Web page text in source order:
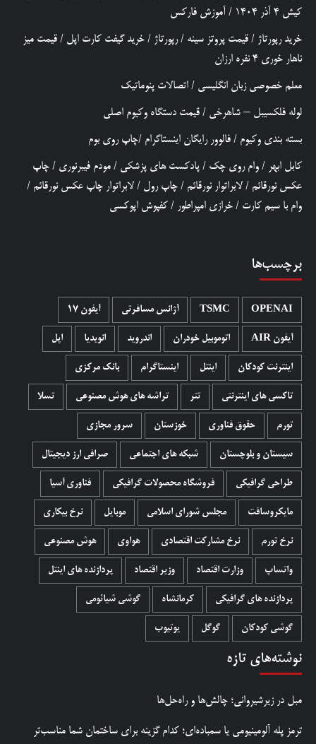
کیش 4 آذر 1404
/ آموزش فارکس
خرید رپورتاژ / قیمت پروتز سینه /رپورتاژ / خرید گیفت کارت اپل / قیمت میز
ناهار خوری 4 نفره ارزان
معلم خصوصی زبان انگلیسی / اتصالات پنوماتیک
لوله فلکسیبل – شاهرخی / قیمت دستگاه وکیوم اصلی
بسته بندی وکیوم / فالوور رایگان اینستاگرام /چاپ روی بوم
کابل ابهر / وام روی چک / پادکست های پزشکی / مودم فیبرنوری / چاپ
عکس نورقائم / لابراتوار نورقائم / چاپ رول / لابراتوار چاپ عکس نورقائم /
وام با سیم کارت / خرازی امپراطور / کفپوش اپوکسی
برچسب‌ها
OPENAI
TSMC آژانس مسافرتی آیفون 17
آیفون AIR اتوموبیل خودران اندروید انویدیا اپل
اینترنت کودکان اینتل اینستاگرام بانک مرکزی
تاکسی های اینترنتی تتر تراشه های هوش مصنوعی تسلا
تورم حقوق فناوری خوزستان سرور مجازی
سیستان و بلوچستان شبکه های اجتماعی صرافی ارز دیجیتال
طراحی گرافیکی فروشگاه محصولات گرافيکی فناوری آسیا
مایکروسافت مجلس شورای اسلامی موبایل نرخ بیکاری
نرخ تورم نرخ مشارکت اقتصادی هواوی هوش مصنوعی
واتساپ وزارت اقتصاد وزیر اقتصاد پردازنده های اینتل
پردازنده های گرافیکی کرمانشاه گوشی شیائومی
گوشی کودکان گوگل یوتیوب
نوشته‌های تازه
مبل در زیرشیروانی؛ چالش‌ها و راه‌حل‌ها
ترمز پله آلومینیومی یا سمباده‌ای؛ کدام گزینه برای ساختمان شما مناسب‌تر